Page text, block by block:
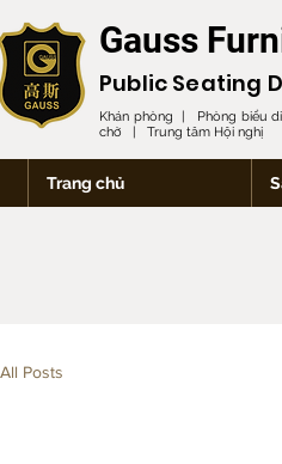
Gauss
Public Seating
Khán phòng | Phòng biểu
chờ | Trung tâm Hội nghị
Trang chủ
All Posts